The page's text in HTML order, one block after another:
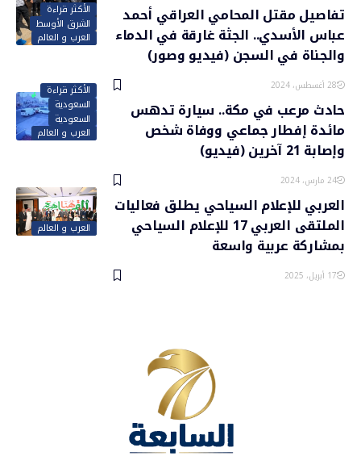
الأكثر قراءة
الشرق الأوسط
العرب و العالم
تفاصيل مقتل المحامي العراقي أحمد
عباس الأسدي.. الجثة غارقة في الدماء
والجناة في السجن (فيديو وصور)
28 أغسطس، 2024
الأكثر قراءة
السعودية
السعودية
العرب و العالم
حادث مرعب في مكة.. سيارة تدهس
مائدة إفطار جماعي ووفاة شخص
وإصابة 21 آخرين (فيديو)
24 مارس، 2024
العرب و العالم
العربي للإعلام السياحي يطلق فعاليات
الملتقى العربي 17 للإعلام السياحي
بمشاركة عربية واسعة
17 أبريل، 2025